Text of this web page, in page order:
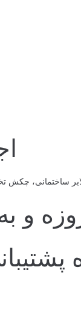
ساختمانی، چکش
و به